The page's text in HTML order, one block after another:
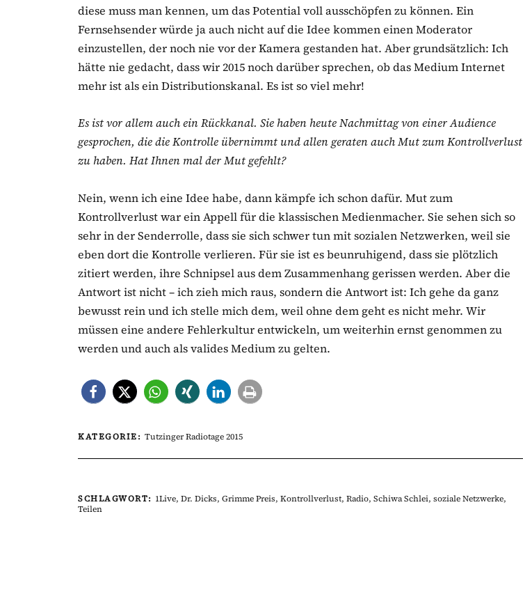
diese muss man kennen, um das Potential voll ausschöpfen zu können. Ein
Fernsehsender würde ja auch nicht auf die Idee kommen einen Moderator
einzustellen, der noch nie vor der Kamera gestanden hat. Aber grundsätzlich: Ich
hätte nie gedacht, dass wir 2015 noch darüber sprechen, ob das Medium Internet
mehr ist als ein Distributionskanal. Es ist so viel mehr!
Es ist vor allem auch ein Rückkanal. Sie haben heute Nachmittag von einer Audience
gesprochen, die die Kontrolle übernimmt und allen geraten auch Mut zum Kontrollverlust
zu haben. Hat Ihnen mal der Mut gefehlt?
Nein, wenn ich eine Idee habe, dann kämpfe ich schon dafür. Mut zum
Kontrollverlust war ein Appell für die klassischen Medienmacher. Sie sehen sich so
sehr in der Senderrolle, dass sie sich schwer tun mit sozialen Netzwerken, weil sie
eben dort die Kontrolle verlieren. Für sie ist es beunruhigend, dass sie plötzlich
zitiert werden, ihre Schnipsel aus dem Zusammenhang gerissen werden. Aber die
Antwort ist nicht – ich zieh mich raus, sondern die Antwort ist: Ich gehe da ganz
bewusst rein und ich stelle mich dem, weil ohne dem geht es nicht mehr. Wir
müssen eine andere Fehlerkultur entwickeln, um weiterhin ernst genommen zu
werden und auch als valides Medium zu gelten.
KATEGORIE: Tutzinger Radiotage 2015
SCHLAGWORT: 1Live, Dr. Dicks, Grimme Preis, Kontrollverlust, Radio, Schiwa Schlei, soziale Netzwerke,
Teilen